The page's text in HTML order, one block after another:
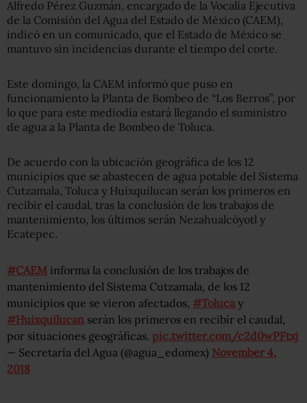
Alfredo Pérez Guzmán, encargado de la Vocalía Ejecutiva
de la Comisión del Agua del Estado de México (CAEM),
indicó en un comunicado, que el Estado de México se
mantuvo sin incidencias durante el tiempo del corte.
Este domingo, la CAEM informó que puso en
funcionamiento la Planta de Bombeo de “Los Berros”, por
lo que para este mediodía estará llegando el suministro
de agua a la Planta de Bombeo de Toluca.
De acuerdo con la ubicación geográfica de los 12
municipios que se abastecen de agua potable del Sistema
Cutzamala, Toluca y Huixquilucan serán los primeros en
recibir el caudal, tras la conclusión de los trabajos de
mantenimiento, los últimos serán Nezahualcóyotl y
Ecatepec.
#CAEM informa la conclusión de los trabajos de
mantenimiento del Sistema Cutzamala, de los 12
municipios que se vieron afectados, #Toluca y
#Huixquilucan serán los primeros en recibir el caudal,
por situaciones geográficas. pic.twitter.com/c2d0wPFtxj
— Secretaría del Agua (@agua_edomex) November 4,
2018